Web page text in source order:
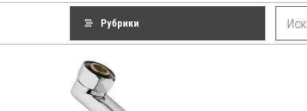
Рубрики